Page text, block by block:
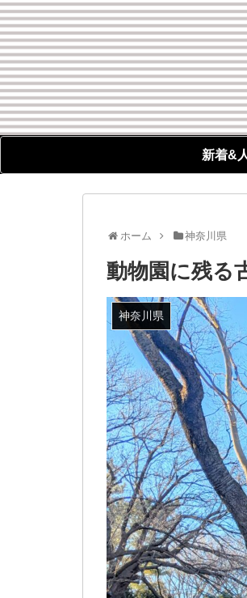
新着&
ホーム 神奈川県
動物園に残る
神奈川県